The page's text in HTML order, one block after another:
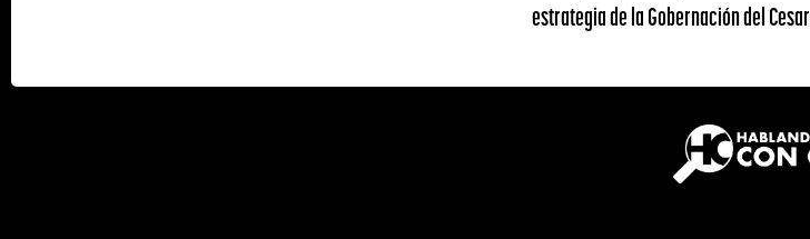
estrategia de la Gobernación del Cesar